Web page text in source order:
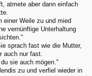
atmete aber dann einfach
einer Weile zu und mied
vernünftige Unterhaltung
sprach fast wie die Mutter,
auch nur fast.
sie auch mögen."
zu und verfiel wieder in